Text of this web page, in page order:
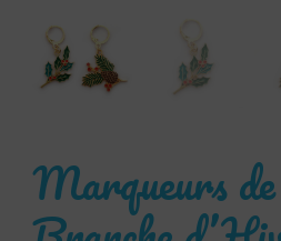
Marqueurs